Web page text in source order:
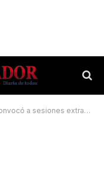
para tratar múltiples temas